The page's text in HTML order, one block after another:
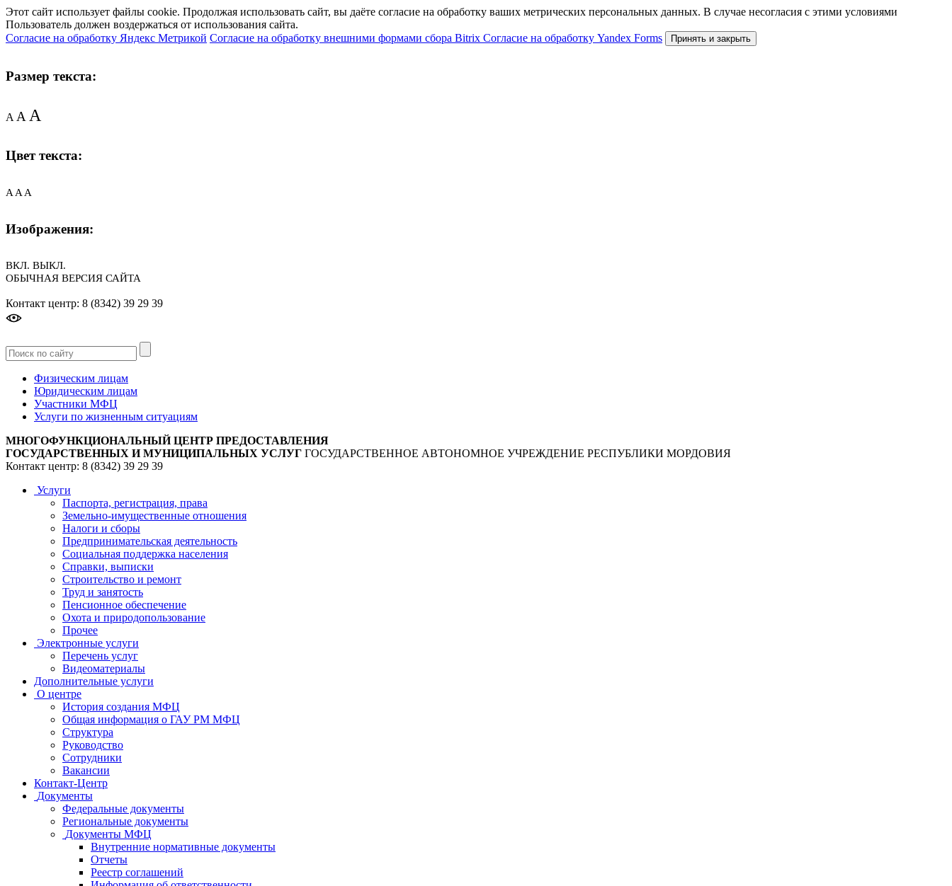
Этот сайт использует файлы cookie. Продолжая использовать сайт, вы даёте согласие на обработку ваших метрических персональных данных. В случае несогласия с этими условиями
Пользователь должен воздержаться от использования сайта.
Согласие на обработку Яндекс Метрикой Согласие на обработку внешними формами сбора Bitrix Согласие на обработку Yandex Forms Принять и закрыть
Размер текста:
AAA
Цвет текста:
A A A
Изображения:
ВКЛ. ВЫКЛ.
ОБЫЧНАЯ ВЕРСИЯ САЙТА
Контакт центр: 8 (8342) 39 29 39
Физическим лицам
Юридическим лицам
Участники МФЦ
Услуги по жизненным ситуациям
МНОГОФУНКЦИОНАЛЬНЫЙ ЦЕНТР ПРЕДОСТАВЛЕНИЯ
ГОСУДАРСТВЕННЫХ И МУНИЦИПАЛЬНЫХ УСЛУГ ГОСУДАРСТВЕННОЕ АВТОНОМНОЕ УЧРЕЖДЕНИЕ РЕСПУБЛИКИ МОРДОВИЯ
Контакт центр: 8 (8342) 39 29 39
Услуги
Паспорта, регистрация, права
Земельно-имущественные отношения
Налоги и сборы
Предпринимательская деятельность
Социальная поддержка населения
Справки, выписки
Строительство и ремонт
Труд и занятость
Пенсионное обеспечение
Охота и природопользование
Прочее
Электронные услуги
Перечень услуг
Видеоматериалы
Дополнительные услуги
О центре
История создания МФЦ
Общая информация о ГАУ РМ МФЦ
Структура
Руководство
Сотрудники
Вакансии
Контакт-Центр
Документы
Федеральные документы
Региональные документы
Документы МФЦ
Внутренние нормативные документы
Отчеты
Реестр соглашений